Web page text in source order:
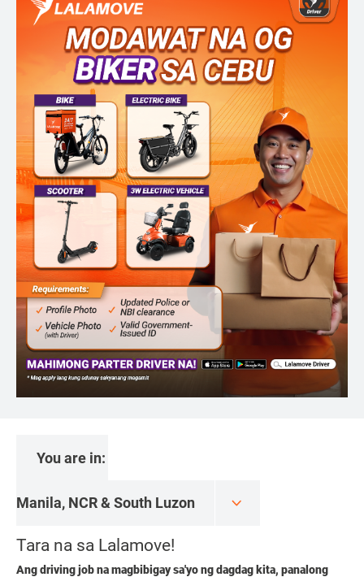
You are in:
Tara na sa Lalamove!
Ang driving job na magbibigay sa'yo ng dagdag kita, panalong